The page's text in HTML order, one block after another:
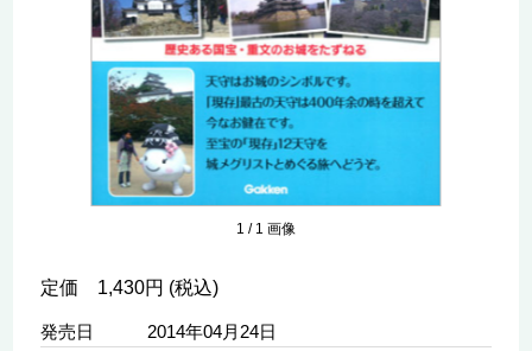
1 / 1 画像
定価 1,430円 (税込)
発売日
2014年04月24日